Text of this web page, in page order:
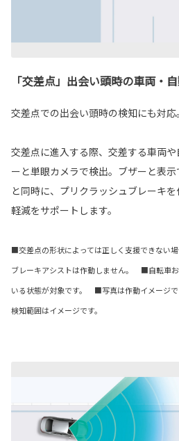
「交差点」出会い頭時の車両・
交差点での出会い頭時の検知にも対応。
交差点に進入する際、交差する車両
ーと単眼カメラで検出。ブザーと表
と同時に、プリクラッシュブレーキ
軽減をサポートします。
■交差点の形状によっては正しく支援できない
ブレーキアシストは作動しません。 ■自転車
いる状態が対象です。 ■写真は作動イメージ
検知範囲はイメージです。